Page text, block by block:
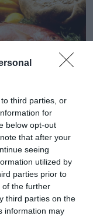
third parties, or
for
below opt-out
that after your
seeing
utilized by
parties prior to
of the further
third parties on the
information may
των τροφίμων